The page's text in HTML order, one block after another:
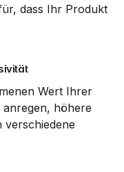
dass Ihr Produkt
Wert Ihrer
höhere
verschiedene